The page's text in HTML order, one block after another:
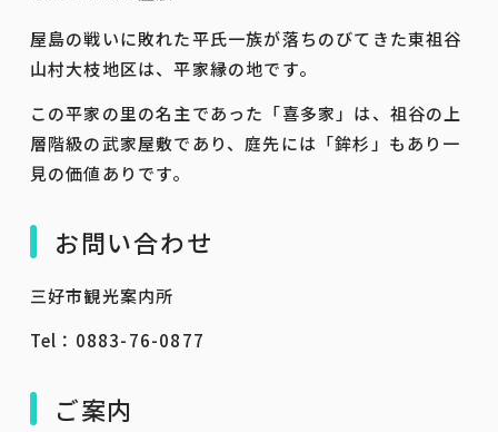
屋島の戦いに敗れた平氏一族が落ちのびてきた東祖谷
山村大枝地区は、平家縁の地です。
この平家の里の名主であった「喜多家」は、祖谷の上
層階級の武家屋敷であり、庭先には「鉾杉」もあり一
見の価値ありです。
お問い合わせ
三好市観光案内所
Tel：0883-76-0877
ご案内